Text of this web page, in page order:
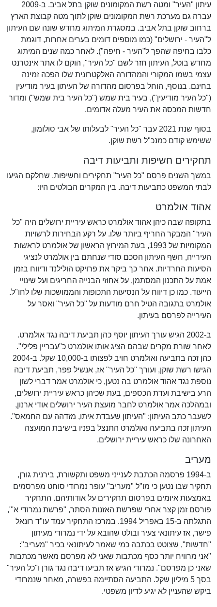
עיתון "העיר" ומטה רשת המקומונים שוקן בתל אביב. ב-2009
עברה גם מערכת רשת המקומונים שוקן לתוך מטה קבוצת הארץ
ברחוב שוקן בתל אביב. במסגרת המיתוג מחדש שונה שם העיתון
ל"העיר - ירושלים" (כמו מוספים דומים בערים אחרות, דוגמת
כלבו בחיפה שהפך ל"העיר - חיפה"). לאחר כמה שנים המיתוג
מחדש בוטל, העיתון חזר לשם "כל העיר", הוקם לו אתר אינטרנט
עצמי בשמו המקורי והמהדורה האלקטרונית שלו הפכה זמינה
בחינם. בנוסף, הוחל בפרסום מהדורה של העיתון בעיר מודיעין
("כל העיר מודיעין"), בעיר בית שמש ("כל העיר בית שמש") ומדור
חדשות המכסה את העיר מעלה אדומים.
בסוף שנת 2021 עבר "כל העיר" לבעלותו של אבי סולומון,
ששימש קודם כמנכ"ל רשת שוקן.
תחקירים חשיפות ותביעות דיבה
במשך השנים פרסם "כל העיר" תחקירים וחשיפות, שחלקם הגיעו
לבתי המשפט כתביעות דיבה. בין המקרים הבולטים היו:
אהוד אולמרט
בתקופה שבה כיהן אהוד אולמרט כראש עיריית ירושלים היה "כל
העיר" המבקר החריף ביותר שלו. על רקע הבחירות לרשויות
המקומיות של 1993, בעת המירוץ הראשון של אולמרט לראשות
העירייה, חשף העיתון הסכם סודי שנחתם בין אולמרט לנציגי
הסיעות החרדיות. אחר כך ביקר את פרויקט הולילנד ודיווח בזמן
אמת על התכנון המסתמן, על אחוזי הבנייה החריגים ועל שינויי
הייעוד. כמו כן דיווח על הנסיעות התכופות והממושכות שלו לחו"ל.
אולמרט בתגובה הטיל חרם מודעות על "כל העיר" ואסר על
העירייה לפרסם בעיתון.
ב-2002 הגיש עורך העיתון יוסף כהן תביעת דיבה נגד אולמרט.
לאחר שורת מקרים שבהם הציג אותו אולמרט כ"עבריין פלילי".
כהן זכה בתביעה ואולמרט חויב לפצותו ב-10,000 שקל. ב-2004
הגישו רשת שוקן, ועורך "כל העיר" אז, אנשיל פפר, תביעת דיבה
נוספת נגד אהוד אולמרט בה נטען, כי אולמרט אמר דברי לשון
הרע בישיבת ועדת הכספים, בעת שכיהן כראש עיריית ירושלים,
ובמהלכה אמר אולמרט לחבר מועצת העיר ירושלים אודי ארנון,
לשעבר כתב העיתון: "העיתון שעבדת איתו, מזדהה עם החמאס".
העיתון זכה בתביעה ואולמרט התנצל בפניו בישיבת המועצה
האחרונה שלו כראש עיריית ירושלים.
מעריב
ב-1994 פרסמה הכתבת לענייני משפט ותקשורת, בירנית גורן,
תחקיר שבו נטען כי מו"ל "מעריב" עופר נמרודי סוחט מפרסמים
באמצעות איומים בפרסום תחקירים על אודותיהם. התחקיר
פורסם זמן קצר אחרי שפרשת האזנות הסתר, "פרשת נמרודי א'",
התגלתה ב-15 באפריל 1994. במרכז התחקיר עמד עו"ד רונאל
פישר, אז עיתונאי צעיר ובולט שהובא על ידי נמרודי מעיתון
"חדשות", שצוטט בכתבה כמי שאמר לעיתונאי בכיר "מעריב":
"אני מרוויח יותר כסף מכתבות שאני לא מפרסם מאשר מכתבות
שאני כן מפרסם". נמרודי הגיש אז תביעו דיבה נגד גורן ו"כל העיר"
בסך 5 מיליון שקל. התביעה הסתיימה בפשרה, מאחר שנמרודי
ביקש שהעניין לא יגיע לדיון משפטי.